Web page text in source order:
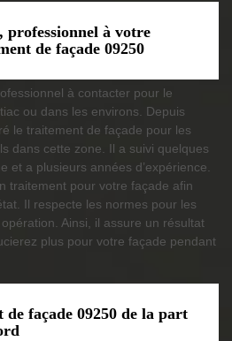
à votre
de façade 09250
à contacter pour le
ou dans les environs. Depuis
le traitement de façade pour les
dans cette zone. Il a suivi quelques
et a plusieurs années d’expérience.
traitement pour votre façade afin
Il respecte les normes pour les
Ainsi, il assure un résultat
plus pour votre façade pendant
façade 09250 de la part